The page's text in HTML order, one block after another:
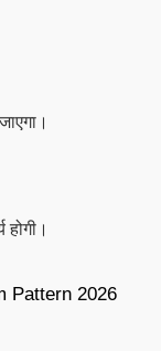
Pattern 2026